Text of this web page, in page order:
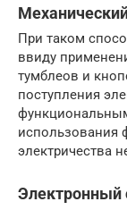
При таком
ввиду
тумблеов и
поступления
использования
электричества
Электронный